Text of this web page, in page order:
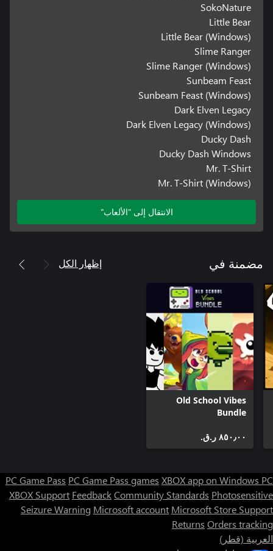
SokoNature
Little Bear
Little Bear (Windows)
Slime Ranger
Slime Ranger (Windows)
Sunbeam Feast
Sunbeam Feast (Windows)
Dark Elven Legacy
Dark Elven Legacy (Windows)
Ducky Dash
Ducky Dash Windows
Mr. T-Shirt
Mr. T-Shirt (Windows)
الانتقال إلى "الألعاب"
مضمنة في إظهار الكل
Old School Vibes
Bundle
٨٥٠٫٠٠ ر.ق.‏
PC Game Pass PC Game Pass games XBOX app on Windows PC
XBOX Support FeedbackCommunity Standards Photosensitive
Seizure Warning Microsoft account Microsoft Store Support
Returns Orders tracking
العربية (قطر)